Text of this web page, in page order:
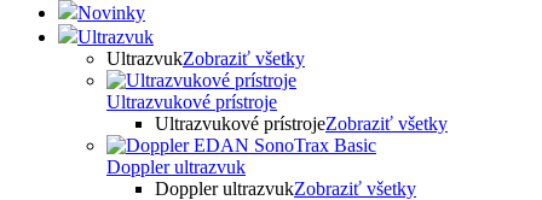
Novinky
Ultrazvuk
UltrazvukZobraziť všetky
Ultrazvukové prístroje
Ultrazvukové prístrojeZobraziť všetky
Doppler ultrazvuk
Doppler ultrazvukZobraziť všetky